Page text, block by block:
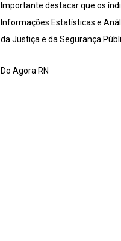
Importante destacar que os
Informações Estatísticas e
da Justiça e da Segurança
Do Agora RN